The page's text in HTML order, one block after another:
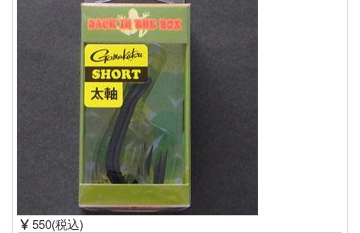
550(税込)